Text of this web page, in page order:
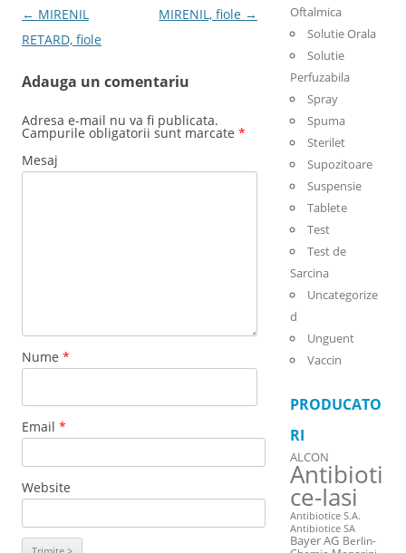
Post navigation
← MIRENIL
RETARD, fiole
MIRENIL, fiole →
Adauga un comentariu
Adresa e-mail nu va fi publicata.
Campurile obligatorii sunt marcate *
Mesaj
Nume *
Email *
Website
Oftalmica
Solutie Orala
Solutie
Perfuzabila
Spray
Spuma
Sterilet
Supozitoare
Suspensie
Tablete
Test
Test de
Sarcina
Uncategorize
d
Unguent
Vaccin
PRODUCATO
RI
ALCON
Antibioti
ce-Iasi
Antibiotice S.A.
Antibiotice SA
Bayer AG Berlin-